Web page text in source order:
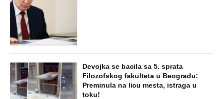
Devojka se bacila sa 5. sprata
Filozofskog fakulteta u Beogradu:
Preminula na licu mesta, istraga u
toku!